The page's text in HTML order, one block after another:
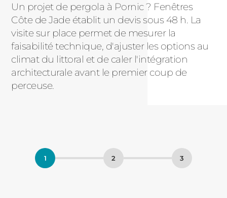
Un projet de pergola à Pornic ? Fenêtres
Côte de Jade établit un devis sous 48 h. La
visite sur place permet de mesurer la
faisabilité technique, d'ajuster les options au
climat du littoral et de caler l'intégration
architecturale avant le premier coup de
perceuse.